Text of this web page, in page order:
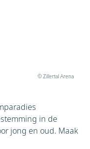
© Zillertal Arena
in de
jong en oud. Maak